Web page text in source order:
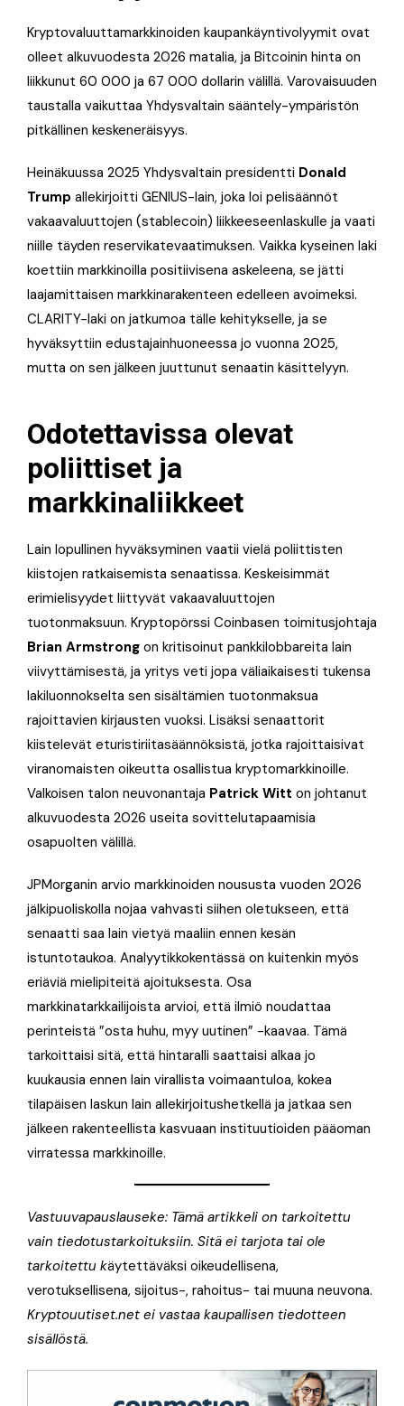
Kryptovaluuttamarkkinoiden kaupankäyntivolyymit ovat
olleet alkuvuodesta 2026 matalia, ja Bitcoinin hinta on
liikkunut 60 000 ja 67 000 dollarin välillä. Varovaisuuden
taustalla vaikuttaa Yhdysvaltain sääntely-ympäristön
pitkällinen keskeneräisyys.
Heinäkuussa 2025 Yhdysvaltain presidentti Donald
Trump allekirjoitti GENIUS-lain, joka loi pelisäännöt
vakaavaluuttojen (stablecoin) liikkeeseenlaskulle ja vaati
niille täyden reservikatevaatimuksen. Vaikka kyseinen laki
koettiin markkinoilla positiivisena askeleena, se jätti
laajamittaisen markkinarakenteen edelleen avoimeksi.
CLARITY-laki on jatkumoa tälle kehitykselle, ja se
hyväksyttiin edustajainhuoneessa jo vuonna 2025,
mutta on sen jälkeen juuttunut senaatin käsittelyyn.
Odotettavissa olevat
poliittiset ja
markkinaliikkeet
Lain lopullinen hyväksyminen vaatii vielä poliittisten
kiistojen ratkaisemista senaatissa. Keskeisimmät
erimielisyydet liittyvät vakaavaluuttojen
tuotonmaksuun. Kryptopörssi Coinbasen toimitusjohtaja
Brian Armstrong on kritisoinut pankkilobbareita lain
viivyttämisestä, ja yritys veti jopa väliaikaisesti tukensa
lakiluonnokselta sen sisältämien tuotonmaksua
rajoittavien kirjausten vuoksi. Lisäksi senaattorit
kiistelevät eturistiriitasäännöksistä, jotka rajoittaisivat
viranomaisten oikeutta osallistua kryptomarkkinoille.
Valkoisen talon neuvonantaja Patrick Witt on johtanut
alkuvuodesta 2026 useita sovittelutapaamisia
osapuolten välillä.
JPMorganin arvio markkinoiden noususta vuoden 2026
jälkipuoliskolla nojaa vahvasti siihen oletukseen, että
senaatti saa lain vietyä maaliin ennen kesän
istuntotaukoa. Analyytikkokentässä on kuitenkin myös
eriäviä mielipiteitä ajoituksesta. Osa
markkinatarkkailijoista arvioi, että ilmiö noudattaa
perinteistä ”osta huhu, myy uutinen” -kaavaa. Tämä
tarkoittaisi sitä, että hintaralli saattaisi alkaa jo
kuukausia ennen lain virallista voimaantuloa, kokea
tilapäisen laskun lain allekirjoitushetkellä ja jatkaa sen
jälkeen rakenteellista kasvuaan instituutioiden pääoman
virratessa markkinoille.
Vastuuvapauslauseke: Tämä artikkeli on tarkoitettu
vain tiedotustarkoituksiin. Sitä ei tarjota tai ole
tarkoitettu käytettäväksi oikeudellisena,
verotuksellisena, sijoitus-, rahoitus- tai muuna neuvona.
Kryptouutiset.net ei vastaa kaupallisen tiedotteen
sisällöstä.